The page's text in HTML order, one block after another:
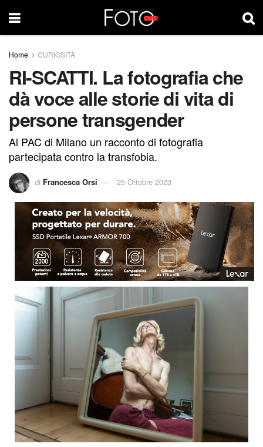
Home CURIOSITÀ
RI-SCATTI. La fotografia che
dà voce alle storie di vita di
persone transgender
Al PAC di Milano un racconto di fotografia
partecipata contro la transfobia.
di Francesca Orsi 25 Ottobre 2023